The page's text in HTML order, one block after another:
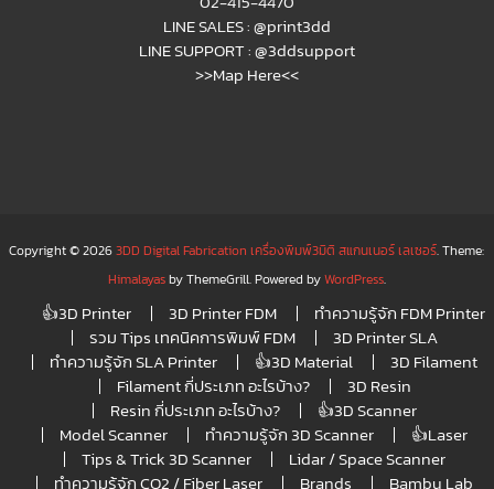
LINE SALES :@print3dd
LINE SUPPORT :@3ddsupport
>>Map Here<<
Copyright © 20263DD Digital Fabrication เครื่องพิมพ์3มิติ สแกนเนอร์ เลเซอร์. Theme:
Himalayasby ThemeGrill. Powered byWordPress.
👍3D Printer 3D Printer FDM
ทำความรู้จัก FDM Printer
รวม Tips เทคนิคการพิมพ์ FDM
3D Printer SLA
ทำความรู้จัก SLA Printer
👍3D Material
3D Filament
Filament กี่ประเภท อะไรบ้าง?
3D Resin
Resin กี่ประเภท อะไรบ้าง?
👍3D Scanner
Model Scanner
ทำความรู้จัก 3D Scanner
👍Laser
Tips & Trick 3D Scanner
Lidar / Space Scanner
ทำความรู้จัก CO2 / Fiber Laser
Brands Bambu Lab